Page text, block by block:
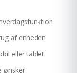
af enheden
eller tablet
ønsker